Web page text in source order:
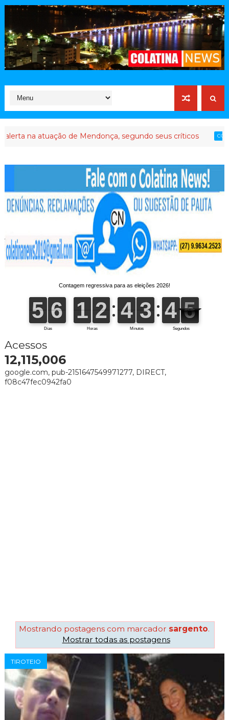
de Mendonça, segundo seus críticos COLATINA Até
Acessos
12,115,006
google.com, pub-2151647549971277, DIRECT,
f08c47fec0942fa0
Mostrando postagens com marcador sargento.
Mostrar todas as postagens
TIROTEIO